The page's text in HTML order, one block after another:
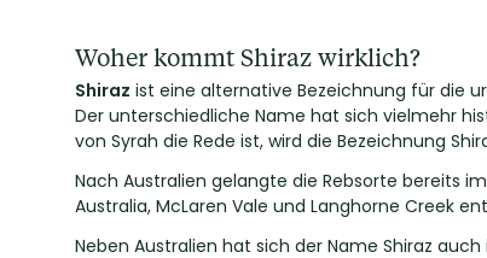
Woher kommt Shiraz wirklich?
Shiraz ist eine alternative Bezeichnung für die
Der unterschiedliche Name hat sich vielmehr
von Syrah die Rede ist, wird die Bezeichnung
Nach Australien gelangte die Rebsorte bereits
Australia, McLaren Vale und Langhorne Creek
Neben Australien hat sich der Name Shiraz